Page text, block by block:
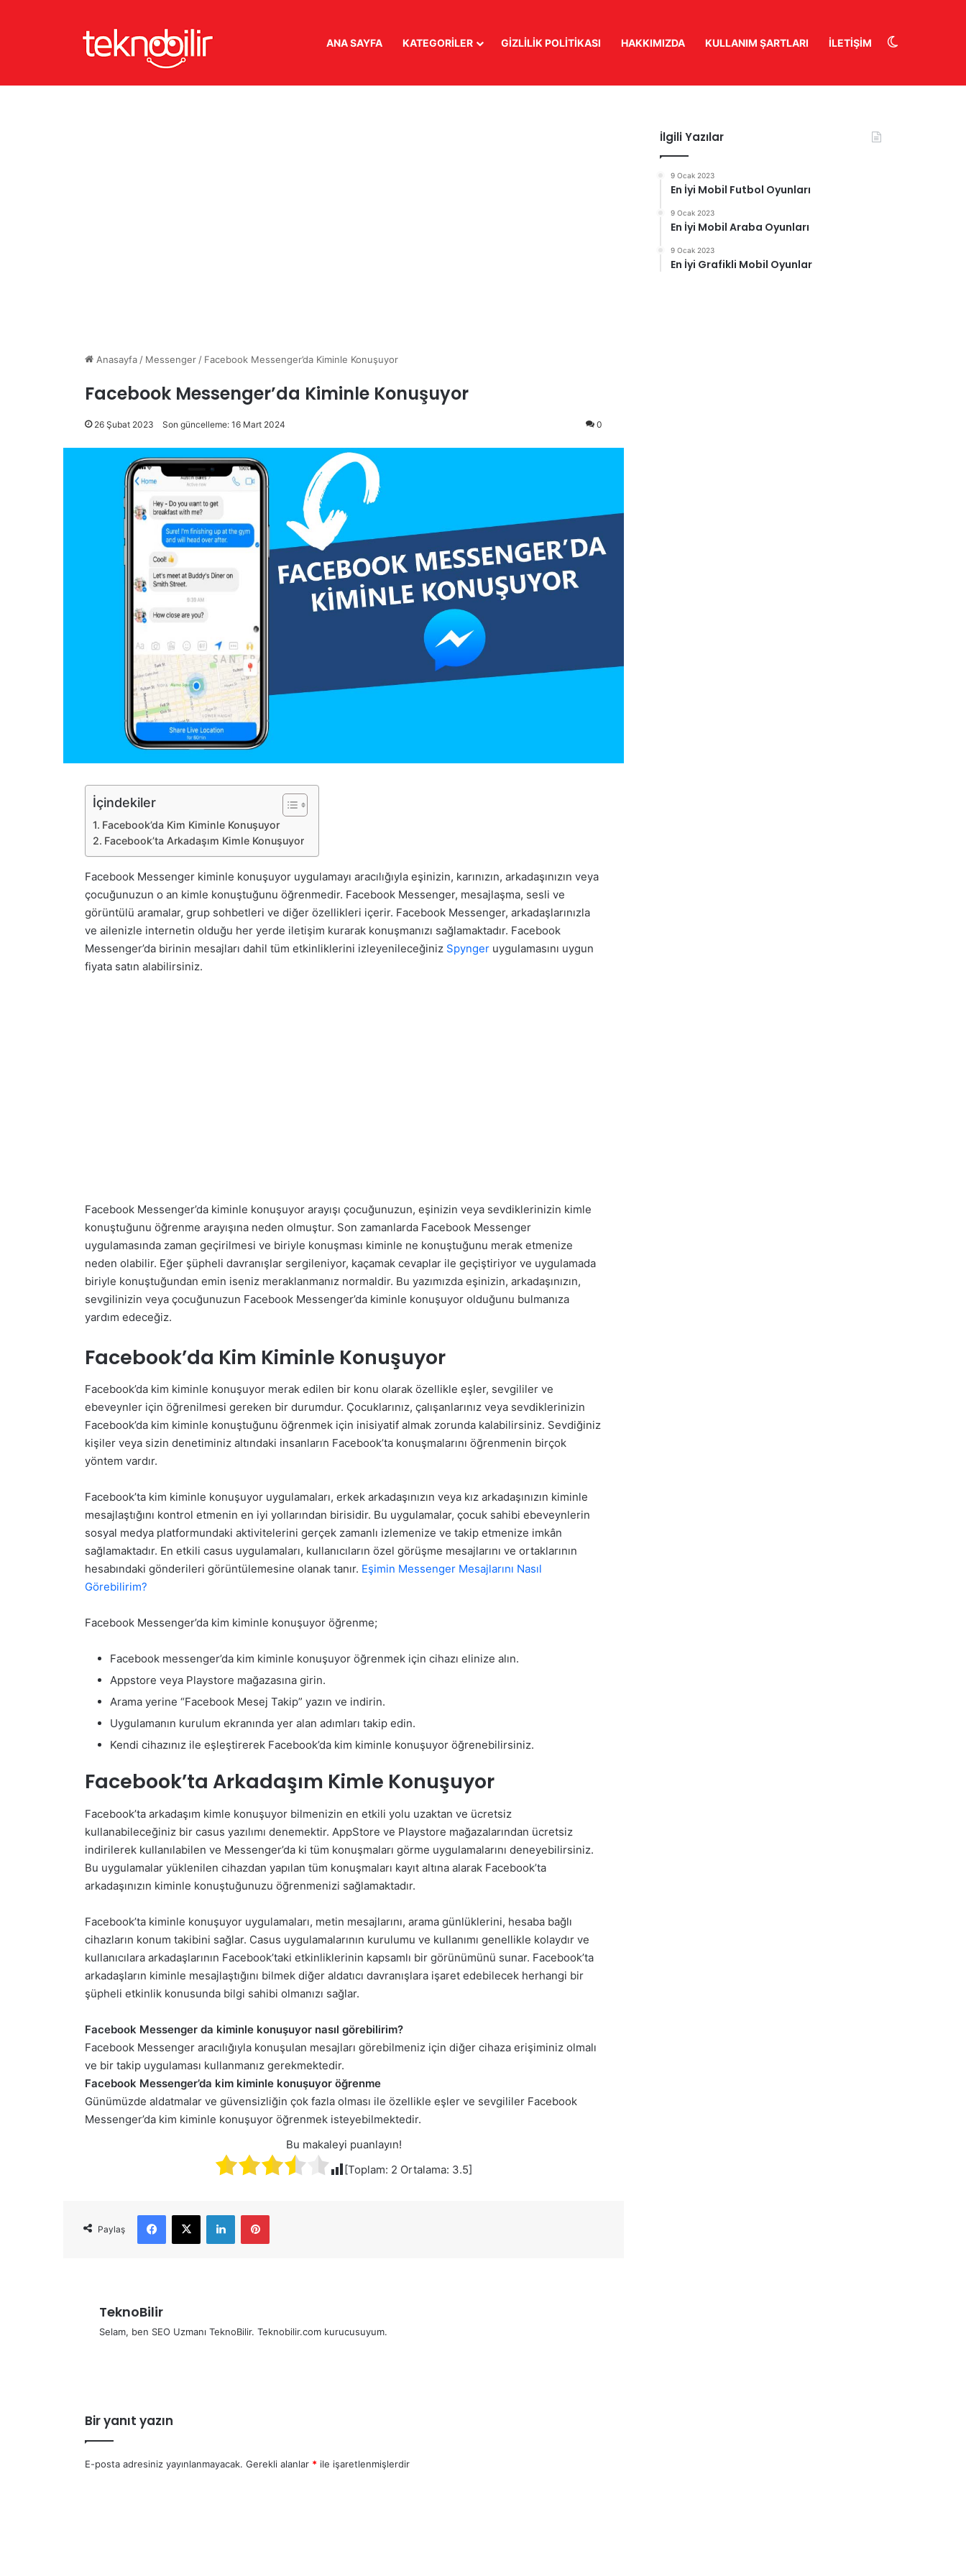
ANA SAYFA KATEGORILER GIZLILIK POLITIKASI HAKKIMIZDA KULLANIM ŞARTLARI İLETIŞIM
Anasayfa / Messenger / Facebook Messenger’da Kiminle Konuşuyor
Facebook Messenger’da Kiminle Konuşuyor
26 Şubat 2023 Son güncelleme: 16 Mart 2024 0
İçindekiler
Facebook’da Kim Kiminle Konuşuyor
Facebook’ta Arkadaşım Kimle Konuşuyor
Facebook Messenger kiminle konuşuyor uygulamayı aracılığıyla eşinizin, karınızın, arkadaşınızın veya
çocuğunuzun o an kimle konuştuğunu öğrenmedir. Facebook Messenger, mesajlaşma, sesli ve
görüntülü aramalar, grup sohbetleri ve diğer özellikleri içerir. Facebook Messenger, arkadaşlarınızla
ve ailenizle internetin olduğu her yerde iletişim kurarak konuşmanızı sağlamaktadır. Facebook
Messenger’da birinin mesajları dahil tüm etkinliklerini izleyenileceğiniz Spynger uygulamasını uygun
fiyata satın alabilirsiniz.
Facebook Messenger’da kiminle konuşuyor arayışı çocuğunuzun, eşinizin veya sevdiklerinizin kimle
konuştuğunu öğrenme arayışına neden olmuştur. Son zamanlarda Facebook Messenger
uygulamasında zaman geçirilmesi ve biriyle konuşması kiminle ne konuştuğunu merak etmenize
neden olabilir. Eğer şüpheli davranışlar sergileniyor, kaçamak cevaplar ile geçiştiriyor ve uygulamada
biriyle konuştuğundan emin iseniz meraklanmanız normaldir. Bu yazımızda eşinizin, arkadaşınızın,
sevgilinizin veya çocuğunuzun Facebook Messenger’da kiminle konuşuyor olduğunu bulmanıza
yardım edeceğiz.
Facebook’da Kim Kiminle Konuşuyor
Facebook’da kim kiminle konuşuyor merak edilen bir konu olarak özellikle eşler, sevgililer ve
ebeveynler için öğrenilmesi gereken bir durumdur. Çocuklarınız, çalışanlarınız veya sevdiklerinizin
Facebook’da kim kiminle konuştuğunu öğrenmek için inisiyatif almak zorunda kalabilirsiniz. Sevdiğiniz
kişiler veya sizin denetiminiz altındaki insanların Facebook’ta konuşmalarını öğrenmenin birçok
yöntem vardır.
Facebook’ta kim kiminle konuşuyor uygulamaları, erkek arkadaşınızın veya kız arkadaşınızın kiminle
mesajlaştığını kontrol etmenin en iyi yollarından birisidir. Bu uygulamalar, çocuk sahibi ebeveynlerin
sosyal medya platformundaki aktivitelerini gerçek zamanlı izlemenize ve takip etmenize imkân
sağlamaktadır. En etkili casus uygulamaları, kullanıcıların özel görüşme mesajlarını ve ortaklarının
hesabındaki gönderileri görüntülemesine olanak tanır. Eşimin Messenger Mesajlarını Nasıl
Görebilirim?
Facebook Messenger’da kim kiminle konuşuyor öğrenme;
Facebook messenger’da kim kiminle konuşuyor öğrenmek için cihazı elinize alın.
Appstore veya Playstore mağazasına girin.
Arama yerine “Facebook Mesej Takip” yazın ve indirin.
Uygulamanın kurulum ekranında yer alan adımları takip edin.
Kendi cihazınız ile eşleştirerek Facebook’da kim kiminle konuşuyor öğrenebilirsiniz.
Facebook’ta Arkadaşım Kimle Konuşuyor
Facebook’ta arkadaşım kimle konuşuyor bilmenizin en etkili yolu uzaktan ve ücretsiz
kullanabileceğiniz bir casus yazılımı denemektir. AppStore ve Playstore mağazalarından ücretsiz
indirilerek kullanılabilen ve Messenger’da ki tüm konuşmaları görme uygulamalarını deneyebilirsiniz.
Bu uygulamalar yüklenilen cihazdan yapılan tüm konuşmaları kayıt altına alarak Facebook’ta
arkadaşınızın kiminle konuştuğunuzu öğrenmenizi sağlamaktadır.
Facebook’ta kiminle konuşuyor uygulamaları, metin mesajlarını, arama günlüklerini, hesaba bağlı
cihazların konum takibini sağlar. Casus uygulamalarının kurulumu ve kullanımı genellikle kolaydır ve
kullanıcılara arkadaşlarının Facebook’taki etkinliklerinin kapsamlı bir görünümünü sunar. Facebook’ta
arkadaşların kiminle mesajlaştığını bilmek diğer aldatıcı davranışlara işaret edebilecek herhangi bir
şüpheli etkinlik konusunda bilgi sahibi olmanızı sağlar.
Facebook Messenger da kiminle konuşuyor nasıl görebilirim?
Facebook Messenger aracılığıyla konuşulan mesajları görebilmeniz için diğer cihaza erişiminiz olmalı
ve bir takip uygulaması kullanmanız gerekmektedir.
Facebook Messenger’da kim kiminle konuşuyor öğrenme
Günümüzde aldatmalar ve güvensizliğin çok fazla olması ile özellikle eşler ve sevgililer Facebook
Messenger’da kim kiminle konuşuyor öğrenmek isteyebilmektedir.
Bu makaleyi puanlayın!
[Toplam: 2 Ortalama: 3.5]
Paylaş
Facebook
X LinkedInPinterest
TeknoBilir
Selam, ben SEO Uzmanı TeknoBilir. Teknobilir.com kurucusuyum.
Bir yanıt yazın
E-posta adresiniz yayınlanmayacak. Gerekli alanlar * ile işaretlenmişlerdir
İlgili Yazılar
9 Ocak 2023
En İyi Mobil Futbol Oyunları
9 Ocak 2023
En İyi Mobil Araba Oyunları
9 Ocak 2023
En İyi Grafikli Mobil Oyunlar